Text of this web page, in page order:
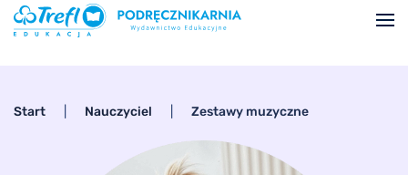
Start Nauczyciel Zestawy muzyczne